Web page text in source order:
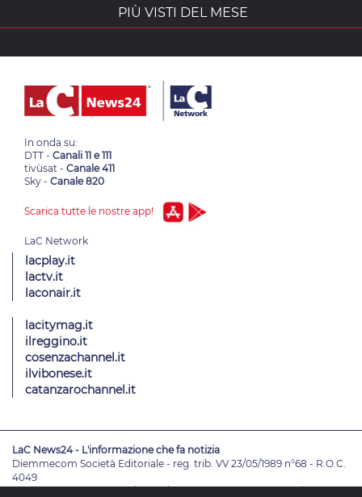
PIÙ VISTI DEL MESE
In onda su:
DTT - Canali 11 e 111
tivùsat - Canale 411
Sky - Canale 820
Scarica tutte le nostre app!
lacplay.it
lactv.it
laconair.it
lacitymag.it
ilreggino.it
cosenzachannel.it
ilvibonese.it
catanzarochannel.it
LaC News24 - L'informazione che fa notizia
Diemmecom Società Editoriale - reg. trib. VV 23/05/1989 n°68 - R.O.C.
4049
Direttore ResponsabileAlessandro Russo- VicedirettoriEnrico De